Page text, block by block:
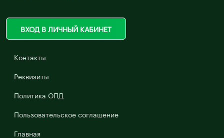
ВХОД В ЛИЧНЫЙ КАБИНЕТ
Контакты
Реквизиты
Политика ОПД
Пользовательское соглашение
Главная